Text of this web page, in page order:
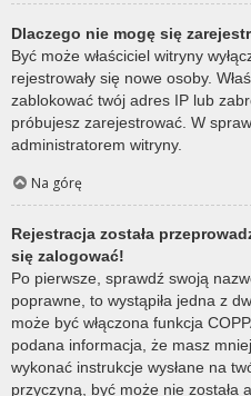
Dlaczego nie mogę się
Być może właściciel witryny
rejestrowały się nowe osoby.
zablokować twój adres IP lub
próbujesz zarejestrować. W
administratorem witryny.
Na górę
Rejestracja została
się zalogować!
Po pierwsze, sprawdź swoją
poprawne, to wystąpiła jedna z
może być włączona funkcja
podana informacja, że masz
wykonać instrukcje wysłane na
przyczyną, być może nie została